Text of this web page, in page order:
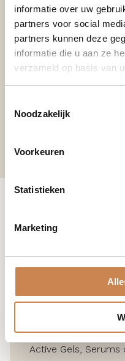
informatie over uw
partners voor social
partners kunnen deze
informatie die u aan ze
verzameld op basis van
Noodzakelijk
Voorkeuren
Statistieken
Marketing
€85,00 -
Moisture
Light
Hoe te
Toepassing
Kan afzonderlijk
reinigen of worden
Active Gels, Serums
01